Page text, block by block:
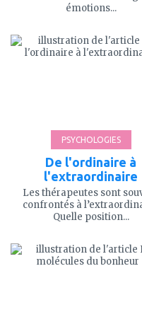
émotions...
mes
PSYCHOLOGIES
De l'ordinaire à
l'extraordinaire
Les thérapeutes sont
confrontés à
Quelle position...
mes